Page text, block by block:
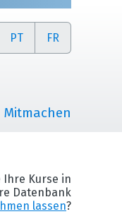
PT FR
Mitmachen
Ihre Kurse in
Datenbank
lassen?